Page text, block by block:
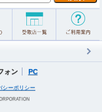
ォン PC
シーポリシー